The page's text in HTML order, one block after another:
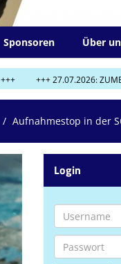
Sponsoren Über
+++ 27.07.2026: ZUMBA entfällt
Aufnahmestop in der
Login